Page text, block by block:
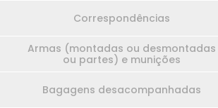
Correspondências
Armas (montadas ou desmontadas
ou partes) e munições
Bagagens desacompanhadas